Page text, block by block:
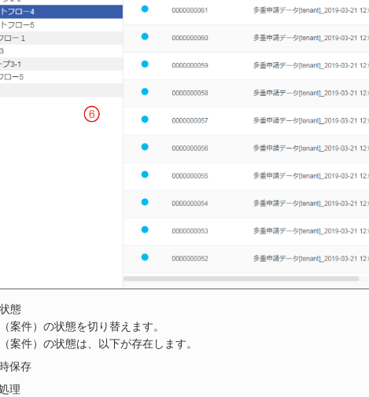
態
案件）の状態を切り替えます。
案件）の状態は、以下が存在します。
保存
理